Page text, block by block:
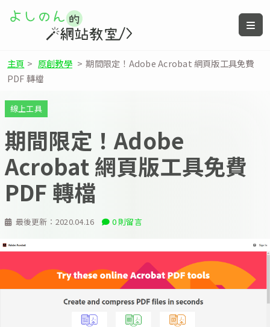
主頁 > 原創教學 > 期間限定！Adobe Acrobat 網頁版工具免費
PDF 轉檔
最後更新： 2020.04.16 0 則留言
線上工具
期間限定！Adobe
Acrobat 網頁版工具免費
PDF 轉檔